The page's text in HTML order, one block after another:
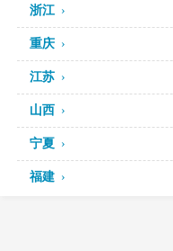
浙江
重庆
江苏
山西
宁夏
福建